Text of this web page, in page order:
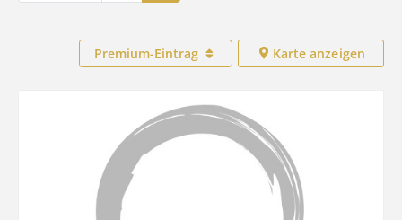
Premium-Eintrag Karte anzeigen